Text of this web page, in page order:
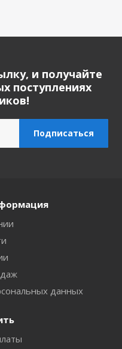
и получайте
поступлениях
данных